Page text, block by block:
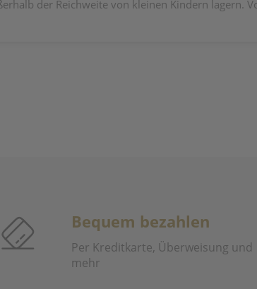
der Reichweite von kleinen Kindern lagern.
Bequem bezahlen
Per Kreditkarte, Überweisung und
mehr